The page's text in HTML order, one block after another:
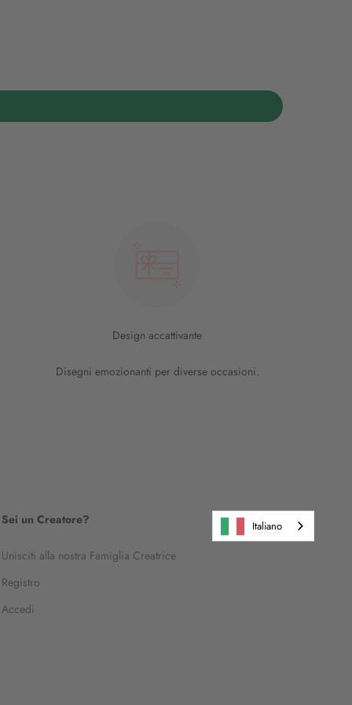
Design accattivante
Disegni emozionanti per diverse occasioni.
Sei un Creatore?
Unisciti alla nostra Famiglia Creatrice
Registro
Accedi
Italiano